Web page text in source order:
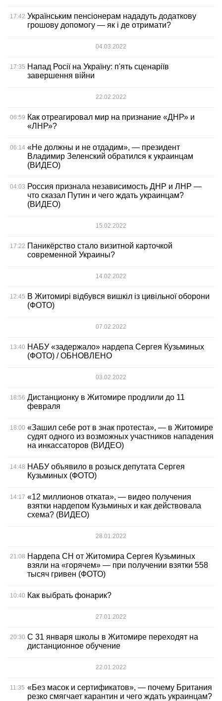
17:42 Українським пенсіонерам нададуть додаткову
грошову допомогу — як і де отримати?
04.03.2022
17:35 Напад Росії на Україну: п'ять сценаріїв
завершення війни
22.02.2022
06:59 Как отреагировал мир на признание «ДНР» и
«ЛНР»?
06:14 «Не должны и не отдадим», — президент
Владимир Зеленский обратился к украинцам
(ВИДЕО)
04:03 Россия признала независимость ДНР и ЛНР —
что сказал Путин и чего ждать украинцам?
(ВИДЕО)
15.02.2022
17:22 Паникёрство стало визитной карточкой
современной Украины?
14.02.2022
12:45 В Житомирі відбувся вишкіл із цивільної оборони
(ФОТО)
07.02.2022
13:40 НАБУ «задержало» нардепа Сергея Кузьминых
(ФОТО) / ОБНОВЛЕНО
03.02.2022
18:56 Дистанционку в Житомире продлили до 11
февраля
18:00 «Зашил себе рот в знак протеста», — в Житомире
судят одного из возможных участников нападения
на инкассаторов (ВИДЕО)
14:48 НАБУ объявило в розыск депутата Сергея
Кузьминых (ФОТО)
14:17 «12 миллионов отката», — видео получения
взятки нардепом Кузьминых и как действовала
схема? (ВИДЕО)
28.01.2022
21:08 Нардепа СН от Житомира Сергея Кузьминых
взяли на «горячем» — при получении взятки 558
тысяч гривен (ФОТО)
10:40 Как выбрать фонарик?
27.01.2022
20:30 С 31 января школы в Житомире переходят на
дистанционное обучение
22.01.2022
11:35 «Без масок и сертификатов», — почему Британия
резко смягчает карантин и чего ждать украинцам?